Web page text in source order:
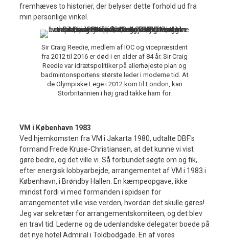
fremhæves to historier, der belyser dette forhold ud fra
min personlige vinkel.
Sir Craig Reedie, medlem af IOC og vicepræsident
fra 2012 til 2016 er død i en alder af 84 år. Sir Craig
Reedie var idrætspolitiker på allerhøjeste plan og
badmintonsportens største leder i moderne tid. At
de Olympiske Lege i 2012 kom til London, kan
Storbritannien i høj grad takke ham for.
VM i København 1983
Ved hjemkomsten fra VM i Jakarta 1980, udtalte DBF's
formand Frede Kruse-Christiansen, at det kunne vi vist
gøre bedre, og det ville vi. Så forbundet søgte om og fik,
efter energisk lobbyarbejde, arrangementet af VM i 1983 i
København, i Brøndby Hallen. En kæmpeopgave, ikke
mindst fordi vi med formanden i spidsen for
arrangementet ville vise verden, hvordan det skulle gøres!
Jeg var sekretær for arrangementskomiteen, og det blev
en travl tid. Lederne og de udenlandske delegater boede på
det nye hotel Admiral i Toldbodgade. En af vores